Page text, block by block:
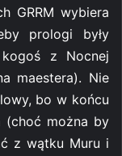
GRRM wybiera
prologi były
z Nocnej
maestera). Nie
bo w końcu
(choć można by
z wątku Muru i